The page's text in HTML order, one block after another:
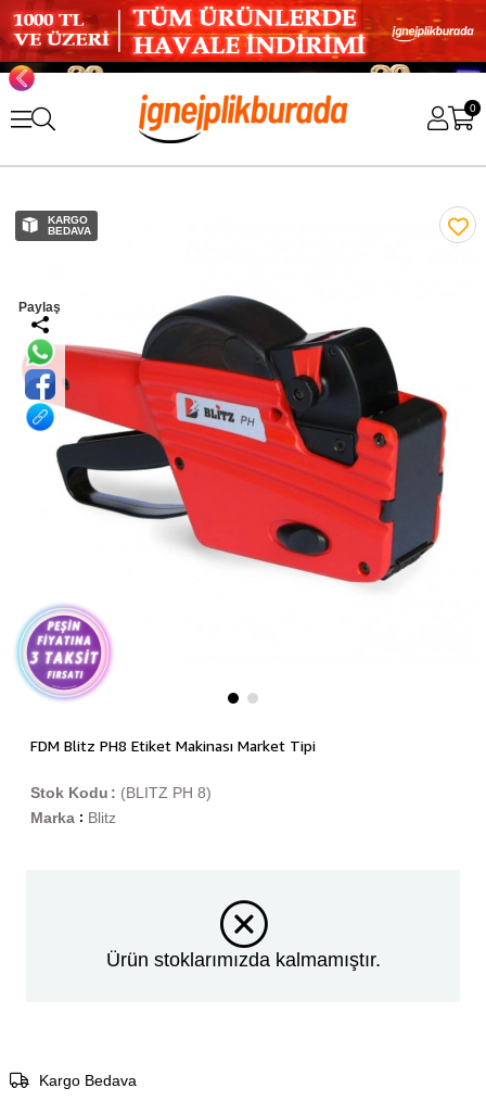
0
KARGO
BEDAVA
Paylaş
FDM Blitz PH8 Etiket Makinası Market Tipi
(BLITZ PH 8)
Stok Kodu
Marka : Blitz
Ürün stoklarımızda kalmamıştır.
Kargo Bedava